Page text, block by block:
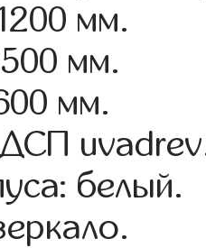
мм.
мм.
мм.
белый.